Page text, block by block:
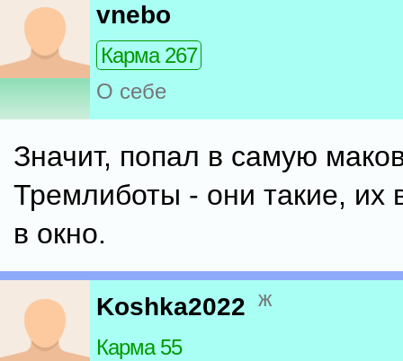
vnebo
Карма 267
О себе
Значит, попал в самую
Тремлиботы - они такие, их
в окно.
Koshka2022 ж
Карма 55